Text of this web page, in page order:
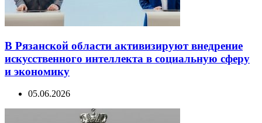
В Рязанской области активизируют внедрение
искусственного интеллекта в социальную сферу
и экономику
05.06.2026